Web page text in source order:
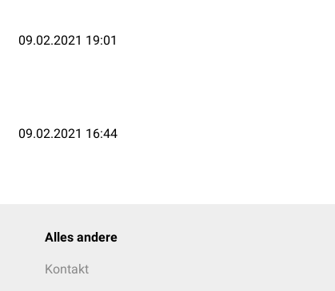
09.02.2021 19:01
09.02.2021 16:44
Alles andere
Kontakt